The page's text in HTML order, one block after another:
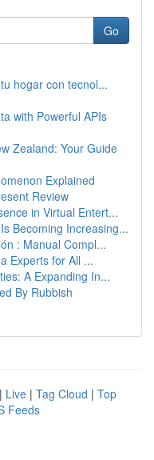
Go
hogar con tecnol...
with Powerful APIs
Zealand: Your Guide
Explained
Review
in Virtual Entert...
Becoming Increasing...
: Manual Compl...
Experts for All ...
A Expanding In...
By Rubbish
| Live | Tag Cloud | Top
Feeds